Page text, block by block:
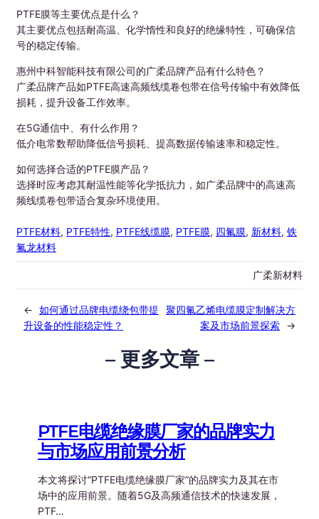
PTFE膜等主要优点是什么？
其主要优点包括耐高温、化学惰性和良好的绝缘特性，可确保信
号的稳定传输。
惠州中科智能科技有限公司的广柔品牌产品有什么特色？
广柔品牌产品如PTFE高速高频线缆卷包带在信号传输中有效降低
损耗，提升设备工作效率。
在5G通信中、有什么作用？
低介电常数帮助降低信号损耗、提高数据传输速率和稳定性。
如何选择合适的PTFE膜产品？
选择时应考虑其耐温性能等化学抵抗力，如广柔品牌中的高速高
频线缆卷包带适合复杂环境使用。
PTFE材料, PTFE特性, PTFE线缆膜, PTFE膜, 四氟膜, 新材料, 铁
氟龙材料
广柔新材料
← 如何通过品牌电缆绕包带提
升设备的性能稳定性？
聚四氟乙烯电缆膜定制解决方
案及市场前景探索 →
– 更多文章 –
PTFE电缆绝缘膜厂家的品牌实力
与市场应用前景分析
本文将探讨“PTFE电缆绝缘膜厂家”的品牌实力及其在市
场中的应用前景。随着5G及高频通信技术的快速发展，
PTF…